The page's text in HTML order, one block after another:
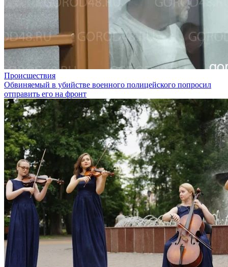
Происшествия
Обвиняемый в убийстве военного полицейского попросил
отправить его на фронт